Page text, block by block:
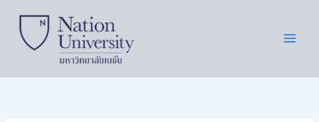
content